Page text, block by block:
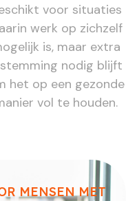
voor situaties
werk op zichzelf
is, maar extra
nodig blijft
het op een gezonde
vol te houden.
MENSEN MET